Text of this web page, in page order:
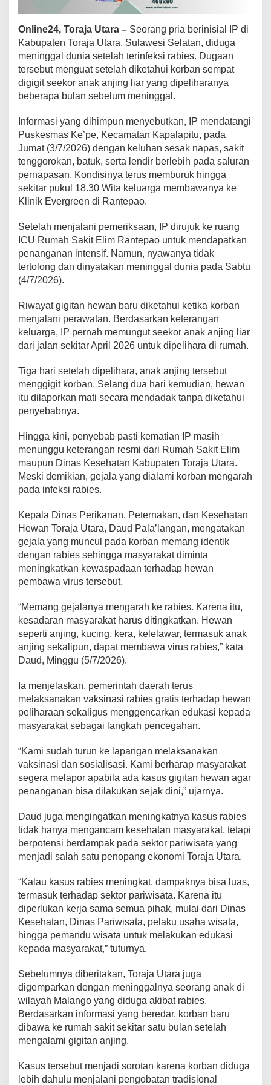
r
a
a
U
t
a
a
M
e
n
i
n
g
g
a
D
u
i
a
Online24, Toraja Utara – Seorang pria berinisial IP di
Kabupaten Toraja Utara, Sulawesi Selatan, diduga
meninggal dunia setelah terinfeksi rabies. Dugaan
tersebut menguat setelah diketahui korban sempat
digigit seekor anak anjing liar yang dipeliharanya
beberapa bulan sebelum meninggal.
Informasi yang dihimpun menyebutkan, IP mendatangi
Puskesmas Ke’pe, Kecamatan Kapalapitu, pada
Jumat (3/7/2026) dengan keluhan sesak napas, sakit
tenggorokan, batuk, serta lendir berlebih pada saluran
pernapasan. Kondisinya terus memburuk hingga
sekitar pukul 18.30 Wita keluarga membawanya ke
Klinik Evergreen di Rantepao.
Setelah menjalani pemeriksaan, IP dirujuk ke ruang
ICU Rumah Sakit Elim Rantepao untuk mendapatkan
penanganan intensif. Namun, nyawanya tidak
tertolong dan dinyatakan meninggal dunia pada Sabtu
(4/7/2026).
Riwayat gigitan hewan baru diketahui ketika korban
menjalani perawatan. Berdasarkan keterangan
keluarga, IP pernah memungut seekor anak anjing liar
dari jalan sekitar April 2026 untuk dipelihara di rumah.
Tiga hari setelah dipelihara, anak anjing tersebut
menggigit korban. Selang dua hari kemudian, hewan
itu dilaporkan mati secara mendadak tanpa diketahui
penyebabnya.
Hingga kini, penyebab pasti kematian IP masih
menunggu keterangan resmi dari Rumah Sakit Elim
maupun Dinas Kesehatan Kabupaten Toraja Utara.
Meski demikian, gejala yang dialami korban mengarah
pada infeksi rabies.
Kepala Dinas Perikanan, Peternakan, dan Kesehatan
Hewan Toraja Utara, Daud Pala’langan, mengatakan
gejala yang muncul pada korban memang identik
dengan rabies sehingga masyarakat diminta
meningkatkan kewaspadaan terhadap hewan
pembawa virus tersebut.
“Memang gejalanya mengarah ke rabies. Karena itu,
kesadaran masyarakat harus ditingkatkan. Hewan
seperti anjing, kucing, kera, kelelawar, termasuk anak
anjing sekalipun, dapat membawa virus rabies,” kata
Daud, Minggu (5/7/2026).
Ia menjelaskan, pemerintah daerah terus
melaksanakan vaksinasi rabies gratis terhadap hewan
peliharaan sekaligus menggencarkan edukasi kepada
masyarakat sebagai langkah pencegahan.
“Kami sudah turun ke lapangan melaksanakan
vaksinasi dan sosialisasi. Kami berharap masyarakat
segera melapor apabila ada kasus gigitan hewan agar
penanganan bisa dilakukan sejak dini,” ujarnya.
Daud juga mengingatkan meningkatnya kasus rabies
tidak hanya mengancam kesehatan masyarakat, tetapi
berpotensi berdampak pada sektor pariwisata yang
menjadi salah satu penopang ekonomi Toraja Utara.
“Kalau kasus rabies meningkat, dampaknya bisa luas,
termasuk terhadap sektor pariwisata. Karena itu
diperlukan kerja sama semua pihak, mulai dari Dinas
Kesehatan, Dinas Pariwisata, pelaku usaha wisata,
hingga pemandu wisata untuk melakukan edukasi
kepada masyarakat,” tuturnya.
Sebelumnya diberitakan, Toraja Utara juga
digemparkan dengan meninggalnya seorang anak di
wilayah Malango yang diduga akibat rabies.
Berdasarkan informasi yang beredar, korban baru
dibawa ke rumah sakit sekitar satu bulan setelah
mengalami gigitan anjing.
Kasus tersebut menjadi sorotan karena korban diduga
lebih dahulu menjalani pengobatan tradisional